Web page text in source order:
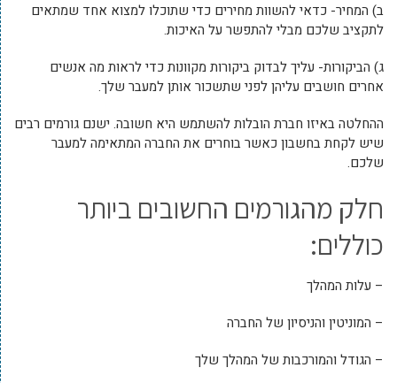
ב) המחיר- כדאי להשוות מחירים כדי שתוכלו למצוא אחד שמתאים
לתקציב שלכם מבלי להתפשר על האיכות.
ג) הביקורות- עליך לבדוק ביקורות מקוונות כדי לראות מה אנשים
אחרים חושבים עליהן לפני שתשכור אותן למעבר שלך.
ההחלטה באיזו חברת הובלות להשתמש היא חשובה. ישנם גורמים רבים
שיש לקחת בחשבון כאשר בוחרים את החברה המתאימה למעבר
שלכם.
חלק מהגורמים החשובים ביותר
כוללים:
– עלות המהלך
– המוניטין והניסיון של החברה
– הגודל והמורכבות של המהלך שלך